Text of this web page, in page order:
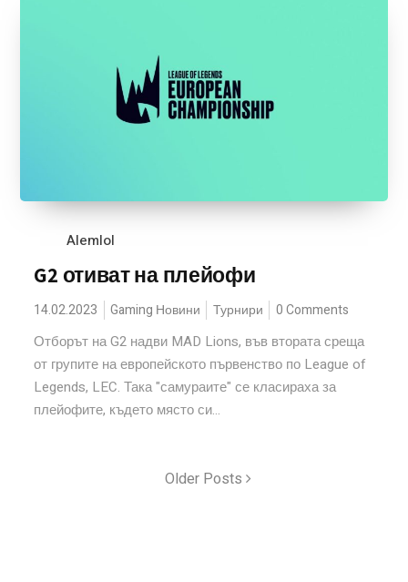
Alemlol
G2 отиват на плейофи
14.02.2023 Gaming Новини Турнири 0 Comments
Отборът на G2 надви MAD Lions, във втората среща
от групите на европейското първенство по League of
Legends, LEC. Така "самураите" се класираха за
плейофите, където място си...
Older Posts